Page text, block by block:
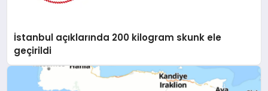
SPOR
İstanbul açıklarında 200 kilogram skunk ele
geçirildi